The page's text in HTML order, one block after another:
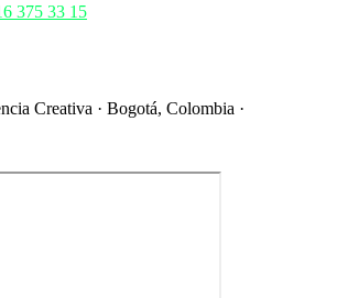
375 33 15
Creativa · Bogotá, Colombia ·